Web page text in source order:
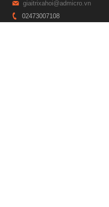
giaitrixahoi@admicro.vn
02473007108